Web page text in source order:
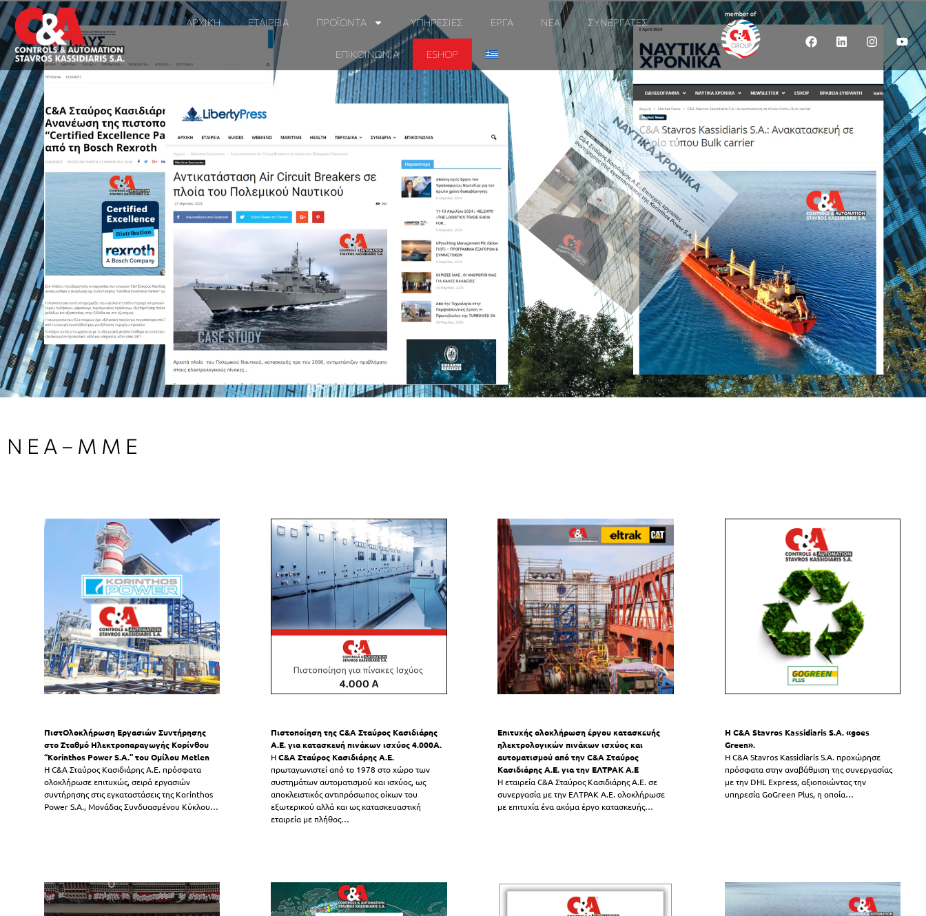
ΑΡΧΙΚΗ ΕΤΑΙΡΕΙΑ ΠΡΟΪΟΝΤΑ ΥΠΗΡΕΣΙΕΣ ΕΡΓΑ ΝΕΑ ΣΥΝΕΡΓΑΤΕΣ
ΕΠΙΚΟΙΝΩΝΙΑ ESHOP
Ν Ε Α – Μ Μ Ε
ΠιστΟλοκλήρωση Εργασιών Συντήρησης
στο Σταθμό Ηλεκτροπαραγωγής Κορίνθου
“Korinthos Power S.A.” του Ομίλου Metlen
Η C&A Σταύρος Κασιδιάρης Α.Ε. πρόσφατα
ολοκλήρωσε επιτυχώς, σειρά εργασιών
συντήρησης στις εγκαταστάσεις της Korinthos
Power S.A., Μονάδας Συνδυασμένου Κύκλου…
Πιστοποίηση της C&A Σταύρος Κασιδιάρης
Α.Ε. για κατασκευή πινάκων ισχύος 4.000Α.
ΗC&A Σταύρος Κασιδιάρης Α.Ε.
πρωταγωνιστεί από το 1978 στο χώρο των
συστημάτων αυτοματισμού και ισχύος, ως
αποκλειστικός αντιπρόσωπος οίκων του
εξωτερικού αλλά και ως κατασκευαστική
εταιρεία με πλήθος…
Επιτυχής ολοκλήρωση έργου κατασκευής
ηλεκτρολογικών πινάκων ισχύος και
αυτοματισμού από την C&A Σταύρος
Κασιδιάρης Α.Ε. για την ΕΛΤΡΑΚ Α.Ε
Η εταιρεία C&A Σταύρος Κασιδιάρης Α.Ε. σε
συνεργασία με την ΕΛΤΡΑΚ Α.Ε. ολοκλήρωσε
με επιτυχία ένα ακόμα έργο κατασκευής…
Η C&A Stavros Kassidiaris S.A. «goes
Green».
Η C&A Stavros Kassidiaris S.A. προχώρησε
πρόσφατα στην αναβάθμιση της συνεργασίας
με την DHL Express, αξιοποιώντας την
υπηρεσία GoGreen Plus, η οποία…